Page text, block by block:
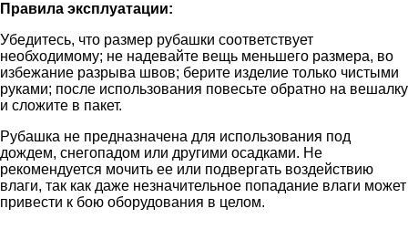
Правила эксплуатации:
Убедитесь, что размер рубашки соответствует
необходимому; не надевайте вещь меньшего размера, во
избежание разрыва швов; берите изделие только чистыми
руками; после использования повесьте обратно на вешалку
и сложите в пакет.
Рубашка не предназначена для использования под
дождем, снегопадом или другими осадками. Не
рекомендуется мочить ее или подвергать воздействию
влаги, так как даже незначительное попадание влаги может
привести к бою оборудования в целом.